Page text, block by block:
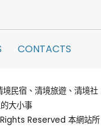
CONTACTS
民宿、清境旅遊、清境社
大小事
Reserved 本網站所